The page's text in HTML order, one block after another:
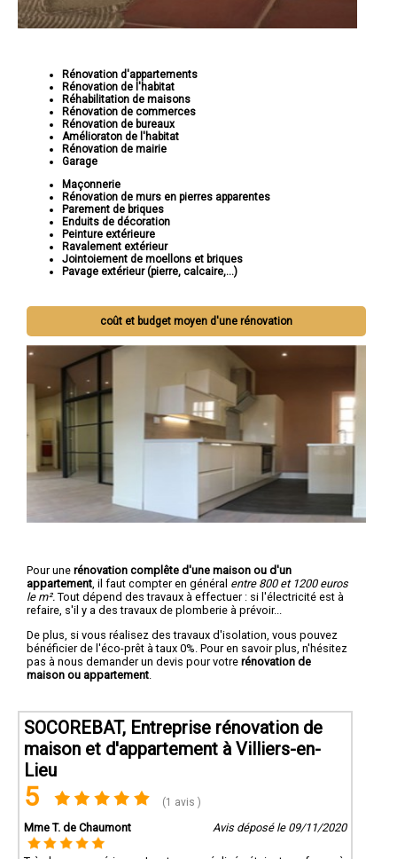
Rénovation d'appartements
Rénovation de l'habitat
Réhabilitation de maisons
Rénovation de commerces
Rénovation de bureaux
Amélioraton de l'habitat
Rénovation de mairie
Garage
Maçonnerie
Rénovation de murs en pierres apparentes
Parement de briques
Enduits de décoration
Peinture extérieure
Ravalement extérieur
Jointoiement de moellons et briques
Pavage extérieur (pierre, calcaire,...)
coût et budget moyen d'une rénovation
Pour une rénovation complête d'une maison ou d'un
appartement , il faut compter en général entre 800 et 1200 euros
le m². Tout dépend des travaux à effectuer : si l'électricité est à
refaire, s'il y a des travaux de plomberie à prévoir...
De plus, si vous réalisez des travaux d'isolation, vous pouvez
bénéficier de l'éco-prêt à taux 0%. Pour en savoir plus, n'hésitez
pas à nous demander un devis pour votre rénovation de
maison ou appartement
SOCOREBAT, Entreprise rénovation de
maison et d'appartement à Villiers-en-
Lieu
5 (1 avis )
Mme T. de Chaumont Avis déposé le 09/11/2020